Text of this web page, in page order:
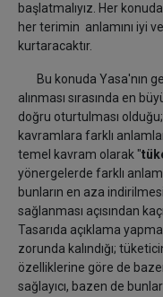
başlatmalıyız. Her
her terimin anlamını iyi
kurtaracaktır.
Bu konuda Yasa'nın
alınması sırasında en
doğru oturtulması
kavramlara farklı
temel kavram olarak "
yönergelerde farklı
bunların en aza
sağlanması açısından
Tasarıda açıklama
zorunda kalındığı;
özelliklerine göre de
sağlayıcı, bazen de